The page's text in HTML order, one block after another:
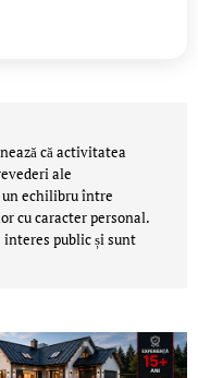
că activitatea
ale
un echilibru între
cu caracter personal.
public și sunt